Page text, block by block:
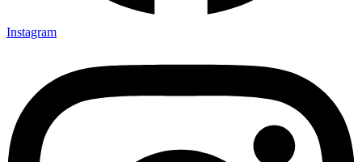
Instagram